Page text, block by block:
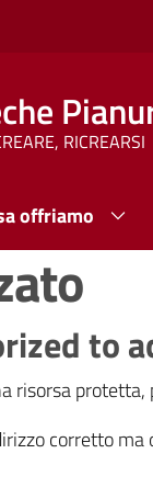
RICREARSI
offriamo
to
risorsa
corretto